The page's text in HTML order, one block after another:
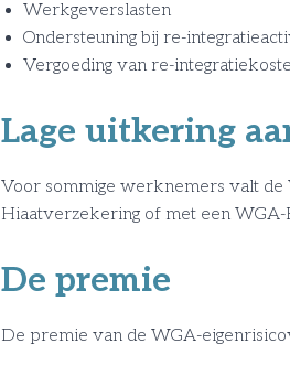
Werkgeverslasten
Ondersteuning bij re-
Vergoeding van re-
Lage uitkering
Voor sommige werknemers valt de
Hiaatverzekering of met een
De premie
De premie van de WGA-